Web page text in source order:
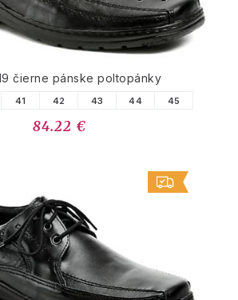
čierne pánske poltopánky
41 42 43 44 45
84.22 €